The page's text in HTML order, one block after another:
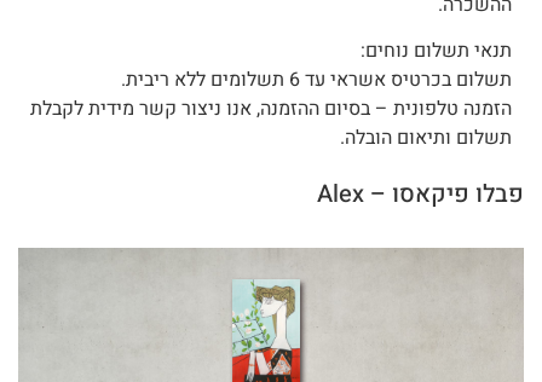
תנאי תשלום נוחים:
תשלום בכרטיס אשראי עד 6 תשלומים ללא ריבית.
הזמנה טלפונית – בסיום ההזמנה, אנו ניצור קשר מידית לקבלת
תשלום ותיאום הובלה.
פבלו פיקאסו – Alex